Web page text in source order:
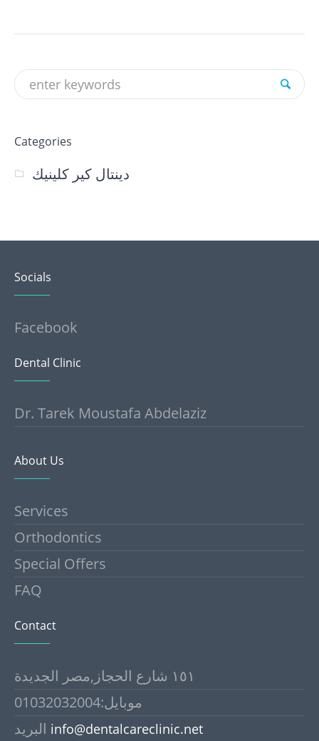
Categories
دينتال كير كلينيك
Socials
Facebook
Dental Clinic
Dr. Tarek Moustafa Abdelaziz
About Us
Services
Orthodontics
Special Offers
FAQ
Contact
١٥١ شارع الحجاز,مصر الجديدة
موبايل:01032032004
info@dentalcareclinic.net